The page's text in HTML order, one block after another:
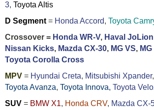
3, Toyota Altis
D Segment= Honda Accord, Toyota
Crossover = Honda WR-V, Haval JoLion
Nissan Kicks, Mazda CX-30, MG VS,
Toyota Corolla Cross
MPV = Hyundai Creta, Mitsubishi Xpander,
Toyota Avanza, Toyota Innova, Toyota
SUV = BMW X1, Honda CRV, Mazda CX-